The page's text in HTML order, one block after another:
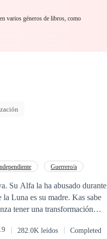
varios géneros de libros, como
Guerrero/a
Su Alfa la ha abusado durante
Luna es su madre. Kas sabe
tener una transformación
de matar lobos débiles,
282.0K leídos Completed